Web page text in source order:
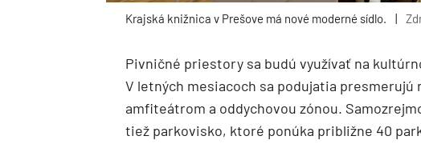
Krajská knižnica v Prešove má nové moderné sídlo. |
Pivničné priestory sa budú využívať na
V letných mesiacoch sa podujatia presmerujú
amfiteátrom a oddychovou zónou.
tiež parkovisko, ktoré ponúka približne 40